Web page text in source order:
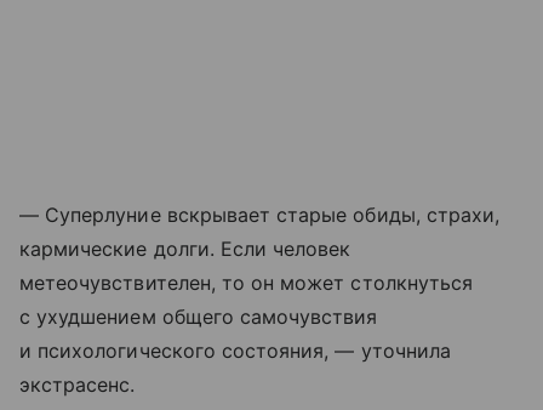
— Суперлуние вскрывает старые обиды, страхи,
кармические долги. Если человек
метеочувствителен, то он может столкнуться
с ухудшением общего самочувствия
и психологического состояния, — уточнила
экстрасенс.